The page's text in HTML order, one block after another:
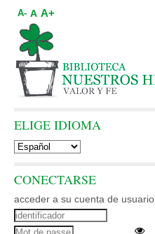
A- A A+
ELIGE IDIOMA
CONECTARSE
acceder a su cuenta de usuario